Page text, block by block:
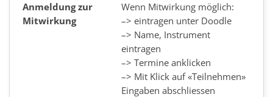
Anmeldung zur
Mitwirkung
Wenn Mitwirkung möglich:
–> eintragen unter Doodle
–> Name, Instrument
eintragen
–> Termine anklicken
–> Mit Klick auf «Teilnehmen»
Eingaben abschliessen